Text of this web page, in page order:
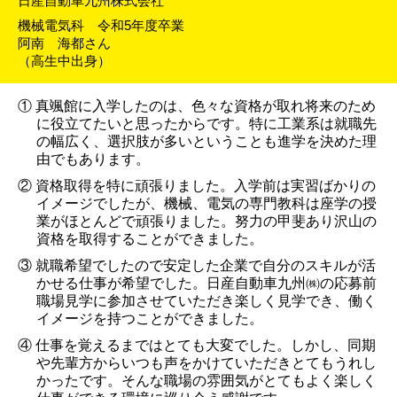
機械電気科 令和5年度卒業
阿南 海都さん
（高生中出身）
① 真颯館に入学したのは、色々な資格が取れ将来のため
に役立てたいと思ったからです。特に工業系は就職先
の幅広く、選択肢が多いということも進学を決めた理
由でもあります。
② 資格取得を特に頑張りました。入学前は実習ばかりの
イメージでしたが、機械、電気の専門教科は座学の授
業がほとんどで頑張りました。努力の甲斐あり沢山の
資格を取得することができました。
③ 就職希望でしたので安定した企業で自分のスキルが活
かせる仕事が希望でした。日産自動車九州㈱の応募前
職場見学に参加させていただき楽しく見学でき、働く
イメージを持つことができました。
④ 仕事を覚えるまではとても大変でした。しかし、同期
や先輩方からいつも声をかけていただきとてもうれし
かったです。そんな職場の雰囲気がとてもよく楽しく